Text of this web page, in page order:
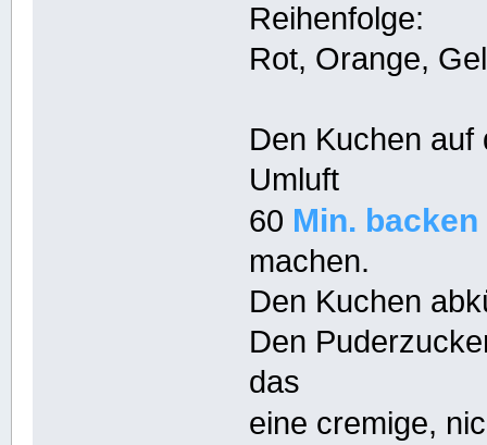
Reihenfolge:
Rot, Orange,
Den Kuchen auf
Umluft
60 Min. backen
machen.
Den Kuchen
Den
das
eine cremige,